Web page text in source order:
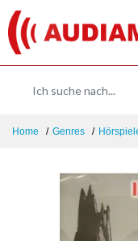
Home Genres